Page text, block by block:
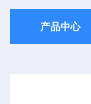
产品中心